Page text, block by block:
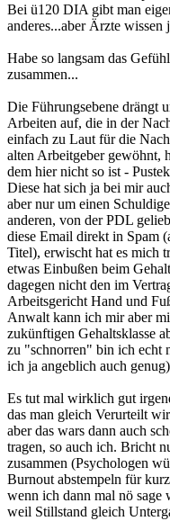
Bei ü120 DIA gibt man
anderes...aber Ärzte
Habe so langsam das
zusammen...
Die Führungsebene drängt
Arbeiten auf, die in der
einfach zu Laut für die
alten Arbeitgeber gewöhnt,
dem hier nicht so ist -
Diese hat sich ja bei mir
aber nur um einen
anderen, von der PDL
diese Email direkt in Spam
Titel), erwischt hat es mich
etwas Einbußen beim
dagegen nicht den im
Arbeitsgericht Hand und
Anwalt kann ich mir aber
zukünftigen Gehaltsklasse
zu "schnorren" bin ich echt
ich ja angeblich auch
Es tut mal wirklich gut
das man gleich Verurteilt
aber das wars dann auch
tragen, so auch ich. Bricht
zusammen (Psychologen
Burnout abstempeln für
wenn ich dann mal nö sage
weil Stillstand gleich